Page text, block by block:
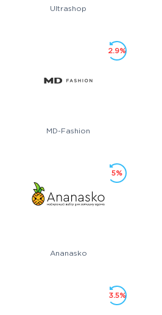
Ultrashop
MD-Fashion
2.9%
Ananasko
5%
3.5%